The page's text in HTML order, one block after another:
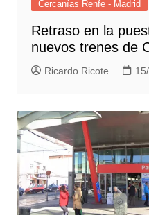
Cercanías Renfe - Madrid
Retraso en la
nuevos trenes de
Ricardo Ricote